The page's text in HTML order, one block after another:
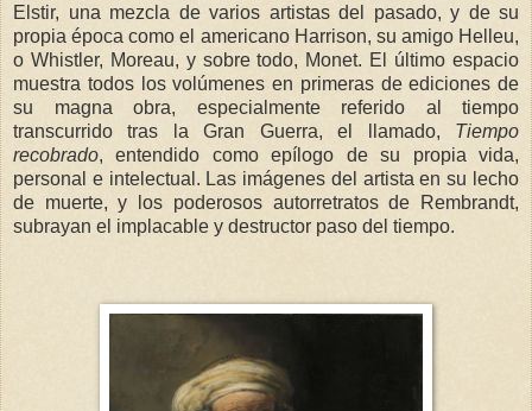
Elstir, una mezcla de varios artistas del pasado, y de su
propia época como el americano Harrison, su amigo Helleu,
o Whistler, Moreau, y sobre todo, Monet. El último espacio
muestra todos los volúmenes en primeras de ediciones de
su magna obra, especialmente referido al tiempo
transcurrido tras la Gran Guerra, el llamado, Tiempo
recobrado, entendido como epílogo de su propia vida,
personal e intelectual. Las imágenes del artista en su lecho
de muerte, y los poderosos autorretratos de Rembrandt,
subrayan el implacable y destructor paso del tiempo.